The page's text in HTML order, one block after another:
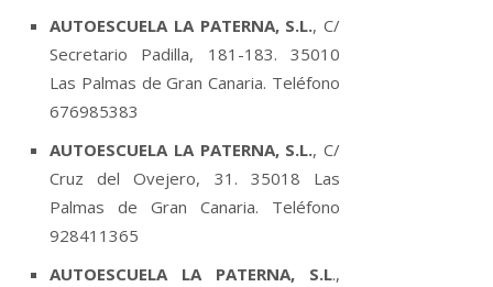
AUTOESCUELA LA PATERNA, S.L., C/
Secretario Padilla, 181-183. 35010
Las Palmas de Gran Canaria. Teléfono
676985383
AUTOESCUELA LA PATERNA, S.L., C/
Cruz del Ovejero, 31. 35018 Las
Palmas de Gran Canaria. Teléfono
928411365
AUTOESCUELA LA PATERNA, S.L.,